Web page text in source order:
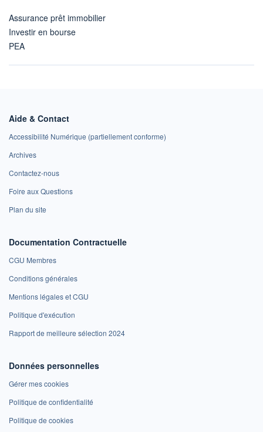
Assurance prêt immobilier
Investir en bourse
PEA
Aide & Contact
Accessibilité Numérique (partiellement conforme)
Archives
Contactez-nous
Foire aux Questions
Plan du site
Documentation Contractuelle
CGU Membres
Conditions générales
Mentions légales et CGU
Politique d'exécution
Rapport de meilleure sélection 2024
Données personnelles
Gérer mes cookies
Politique de confidentialité
Politique de cookies